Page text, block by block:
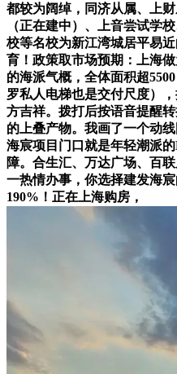
都较为阔绰，同济从属、上
（正在建中）、上音尝试学
校等名校为新江湾城居平易
育！政策取市场预期：上海
的海派气概，全体面积超
罗私人电梯也是交付尺度）
方吉祥。拨打后按语音提醒
的上叠产物。我画了一个动
海宸项目门口就是年轻潮派
障。合生汇、万达广场、百
一热情办事，你选择建发海
190%！正在上海购房，